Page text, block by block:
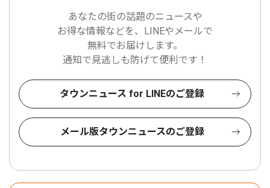
あなたの街の話題のニュースや
お得な情報などを、LINEやメールで
無料でお届けします。
通知で見逃しも防げて便利です！
タウンニュース for LINEのご登録
メール版タウンニュースのご登録